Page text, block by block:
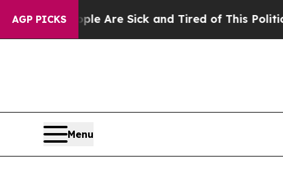
AGP PICKSAre Sick and Tired of This Politics of
Menu